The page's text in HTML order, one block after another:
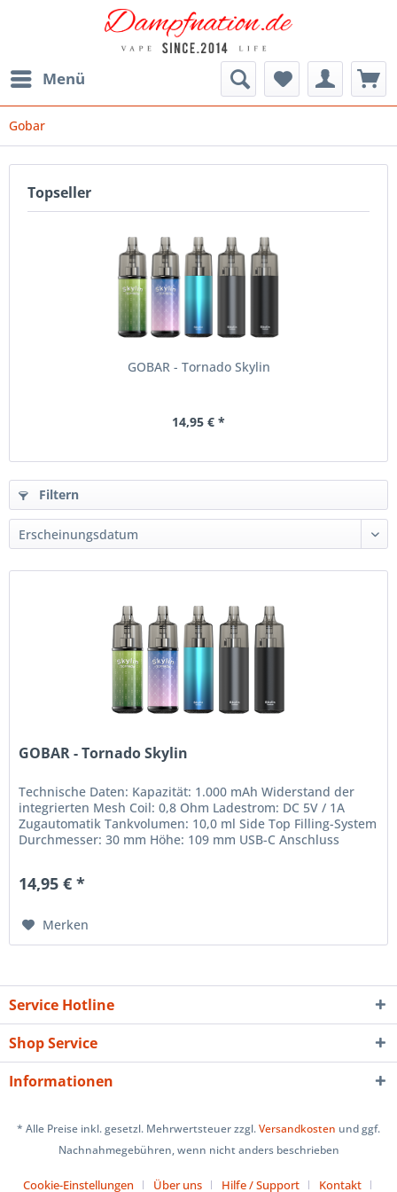
Menü
Gobar
Topseller
GOBAR - Tornado Skylin
14,95 € *
Filtern
GOBAR - Tornado Skylin
Technische Daten: Kapazität: 1.000 mAh Widerstand der
integrierten Mesh Coil: 0,8 Ohm Ladestrom: DC 5V / 1A
Zugautomatik Tankvolumen: 10,0 ml Side Top Filling-System
Durchmesser: 30 mm Höhe: 109 mm USB-C Anschluss
14,95 € *
Merken
Service Hotline
Shop Service
Informationen
* Alle Preise inkl. gesetzl. Mehrwertsteuer zzgl.Versandkosten und ggf.
Nachnahmegebühren, wenn nicht anders beschrieben
Cookie-Einstellungen Über uns Hilfe / Support Kontakt